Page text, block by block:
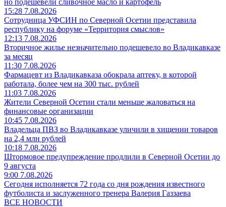
но подешевели сливочное масло и картофель
15:28 7.08.2026
Сотрудница УФСИН по Северной Осетии представила
республику на форуме «Территория смыслов»
12:13 7.08.2026
Вторичное жилье незначительно подешевело во Владикавказе
за месяц
11:30 7.08.2026
Фармацевт из Владикавказа обокрала аптеку, в которой
работала, более чем на 300 тыс. рублей
11:03 7.08.2026
Жители Северной Осетии стали меньше жаловаться на
финансовые организации
10:45 7.08.2026
Владельца ПВЗ во Владикавказе уличили в хищении товаров
на 2,4 млн рублей
10:18 7.08.2026
Штормовое предупреждение продлили в Северной Осетии до
9 августа
9:00 7.08.2026
Сегодня исполняется 72 года со дня рождения известного
футболиста и заслуженного тренера Валерия Газзаева
ВСЕ НОВОСТИ